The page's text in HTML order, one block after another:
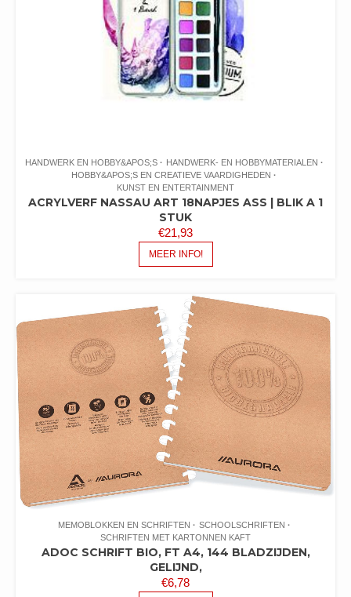
HANDWERK EN HOBBY&APOS;S
HANDWERK- EN HOBBYMATERIALEN
HOBBY&APOS;S EN CREATIEVE VAARDIGHEDEN
KUNST EN ENTERTAINMENT
ACRYLVERF NASSAU ART 18NAPJES ASS | BLIK A 1
STUK
€21,93
MEER INFO!
MEMOBLOKKEN EN SCHRIFTEN
SCHOOLSCHRIFTEN
SCHRIFTEN MET KARTONNEN KAFT
ADOC SCHRIFT BIO, FT A4, 144 BLADZIJDEN,
GELIJND,
€6,78